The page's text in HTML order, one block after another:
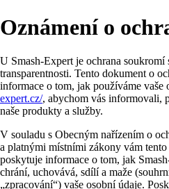
Oznámení o
U Smash-Expert je ochrana soukromí
transparentnosti. Tento dokument o
informace o tom, jak používáme vaše
expert.cz/, abychom vás informovali,
naše produkty a služby.
V souladu s Obecným nařízením o
a platnými místními zákony vám
poskytuje informace o tom, jak
chrání, uchovává, sdílí a maže
„zpracování“) vaše osobní údaje.